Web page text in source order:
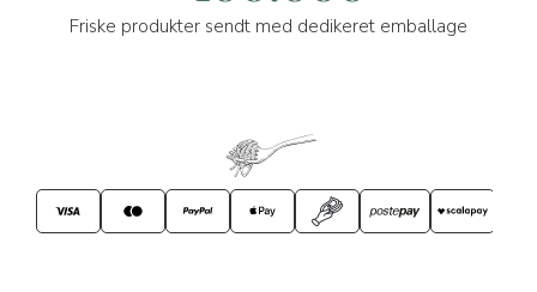
Friske produkter sendt med dedikeret emballage